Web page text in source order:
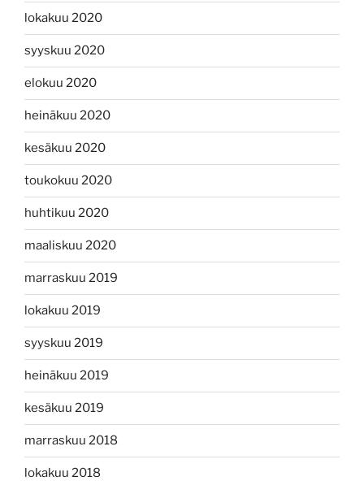
lokakuu 2020
syyskuu 2020
elokuu 2020
heinäkuu 2020
kesäkuu 2020
toukokuu 2020
huhtikuu 2020
maaliskuu 2020
marraskuu 2019
lokakuu 2019
syyskuu 2019
heinäkuu 2019
kesäkuu 2019
marraskuu 2018
lokakuu 2018